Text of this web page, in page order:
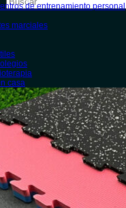
de entrenamiento personal
marciales
casa